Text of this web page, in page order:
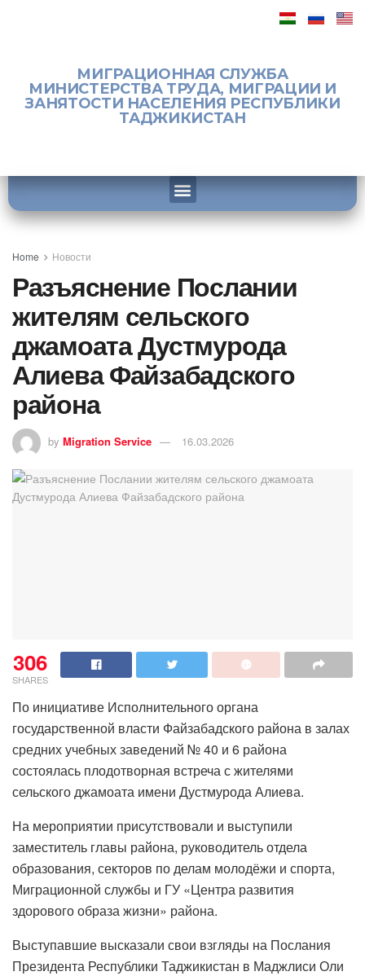
МИГРАЦИОННАЯ СЛУЖБА
МИНИСТЕРСТВА ТРУДА, МИГРАЦИИ И
ЗАНЯТОСТИ НАСЕЛЕНИЯ РЕСПУБЛИКИ
ТАДЖИКИСТАН
Home Новости
Разъяснение Послании
жителям сельского
джамоата Дустмурода
Алиева Файзабадского
района
by Migration Service 16.03.2026
306
SHARES
По инициативе Исполнительного органа
государственной власти Файзабадского района в залах
средних учебных заведений № 40 и 6 района
состоялась плодотворная встреча с жителями
сельского джамоата имени Дустмурода Алиева.
На мероприятии присутствовали и выступили
заместитель главы района, руководитель отдела
образования, секторов по делам молодёжи и спорта,
Миграционной службы и ГУ «Центра развития
здорового образа жизни» района.
Выступавшие высказали свои взгляды на Послания
Президента Республики Таджикистан в Маджлиси Оли